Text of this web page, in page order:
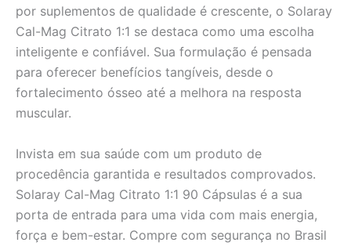
por suplementos de qualidade é crescente, o Solaray
Cal-Mag Citrato 1:1 se destaca como uma escolha
inteligente e confiável. Sua formulação é pensada
para oferecer benefícios tangíveis, desde o
fortalecimento ósseo até a melhora na resposta
muscular.
Invista em sua saúde com um produto de
procedência garantida e resultados comprovados.
Solaray Cal-Mag Citrato 1:1 90 Cápsulas é a sua
porta de entrada para uma vida com mais energia,
força e bem-estar. Compre com segurança no Brasil